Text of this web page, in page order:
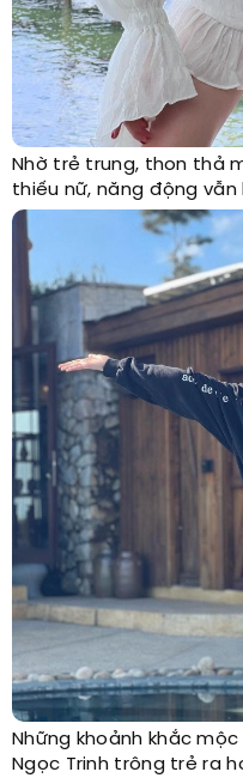
Nhờ trẻ trung, thon thả
thiếu nữ, năng động vẫn
Những khoảnh khắc
Ngọc Trinh trông trẻ ra